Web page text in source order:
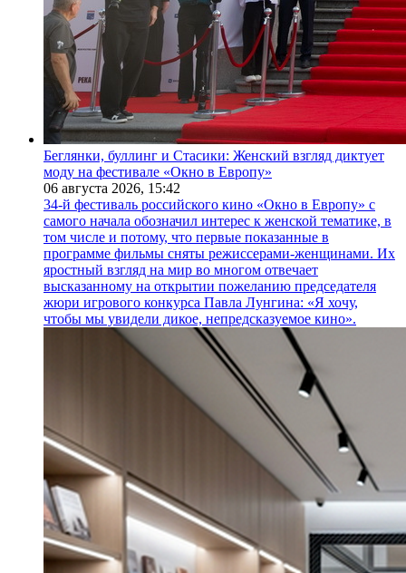
Беглянки, буллинг и Стасики: Женский взгляд диктует
моду на фестивале «Окно в Европу»
06 августа 2026, 15:42
34-й фестиваль российского кино «Окно в Европу» с
самого начала обозначил интерес к женской тематике, в
том числе и потому, что первые показанные в
программе фильмы сняты режиссерами-женщинами. Их
яростный взгляд на мир во многом отвечает
высказанному на открытии пожеланию председателя
жюри игрового конкурса Павла Лунгина: «Я хочу,
чтобы мы увидели дикое, непредсказуемое кино».